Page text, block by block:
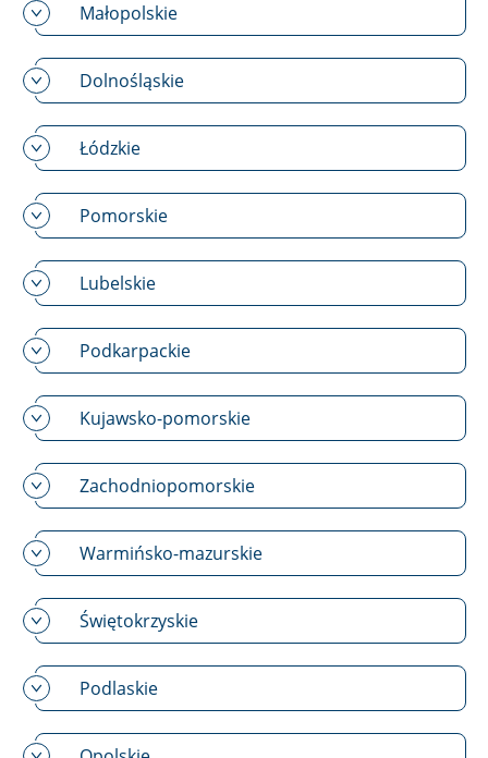
Małopolskie
Dolnośląskie
Łódzkie
Pomorskie
Lubelskie
Podkarpackie
Kujawsko-pomorskie
Zachodniopomorskie
Warmińsko-mazurskie
Świętokrzyskie
Podlaskie